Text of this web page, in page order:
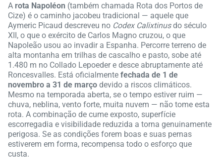
A rota Napoléon (também chamada Rota dos Portos de
Cize) é o caminho jacobeu tradicional — aquele que
Aymeric Picaud descreveu no Codex Calixtinusdo século
XII, o que o exército de Carlos Magno cruzou, o que
Napoleão usou ao invadir a Espanha. Percorre terreno de
alta montanha em trilhas de cascalho e pasto, sobe até
1.480 m no Collado Lepoeder e desce abruptamente até
Roncesvalles. Está oficialmente fechada de 1 de
novembro a 31 de março devido a riscos climáticos.
Mesmo na temporada aberta, se o tempo estiver ruim —
chuva, neblina, vento forte, muita nuvem — não tome esta
rota. A combinação de cume exposto, superfície
escorregadia e visibilidade reduzida a torna genuinamente
perigosa. Se as condições forem boas e suas pernas
estiverem em forma, recompensa todo o esforço que
custa.